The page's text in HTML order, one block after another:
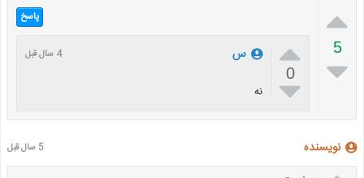

5

پاسخ

0

س 4 سال قبل
نه
نویسنده 5 سال قبل